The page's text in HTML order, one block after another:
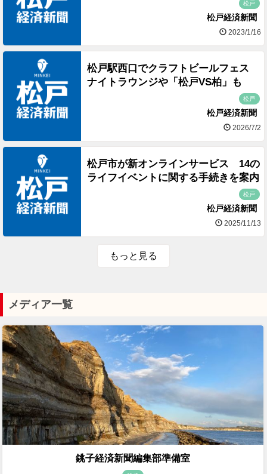
松戸
松戸経済新聞
2023/1/16
松戸駅西口でクラフトビールフェス
ナイトラウンジや「松戸VS柏」も
松戸
松戸経済新聞
2026/7/2
松戸市が新オンラインサービス 14の
ライフイベントに関する手続きを案内
松戸
松戸経済新聞
2025/11/13
もっと見る
メディア一覧
銚子経済新聞編集部準備室